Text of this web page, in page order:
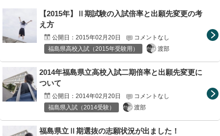
【2015年】Ⅱ期試験の入試倍率と出願先変更の考
え方
公開日： 2015年02月20日
コメントなし
福島県高校入試（2015年受験用）
渡部
2014年福島県立高校入試二期倍率と出願先変更に
ついて
公開日： 2014年02月20日
コメントなし
福島県入試（2014受験）
渡部
福島県立Ⅱ期選抜の志願状況が出ました！